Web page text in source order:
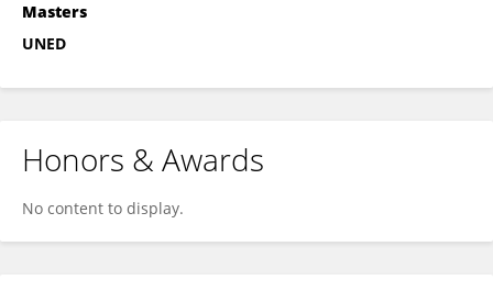
Masters
UNED
Honors & Awards
No content to display.